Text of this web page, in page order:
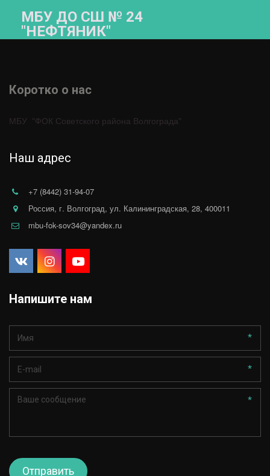
МБУ ДО СШ № 24
"НЕФТЯНИК"­­
Коротко о нас
МБУ  "ФОК Советского района Волгограда"
Наш адрес
+7 (8442) 31-94-07
Россия, г. Волгоград, ул. Калининградская, 28, 400011
mbu-fok-sov34@yandex.ru
Напишите нам
*
*
*
Отправить